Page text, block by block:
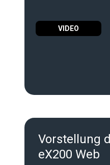
VIDEO
Vorstellung
eX200 Web